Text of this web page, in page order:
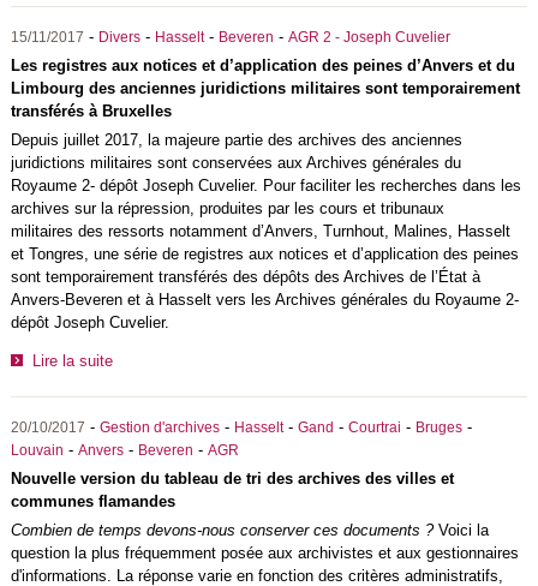
15/11/2017 - Divers- Hasselt- Beveren - AGR 2 - Joseph Cuvelier
Les registres aux notices et d’application des peines d’Anvers et du
Limbourg des anciennes juridictions militaires sont temporairement
transférés à Bruxelles
Depuis juillet 2017, la majeure partie des archives des anciennes
juridictions militaires sont conservées aux Archives générales du
Royaume 2- dépôt Joseph Cuvelier. Pour faciliter les recherches dans les
archives sur la répression, produites par les cours et tribunaux
militaires des ressorts notamment d’Anvers, Turnhout, Malines, Hasselt
et Tongres, une série de registres aux notices et d’application des peines
sont temporairement transférés des dépôts des Archives de l’État à
Anvers-Beveren et à Hasselt vers les Archives générales du Royaume 2-
dépôt Joseph Cuvelier.
Lire la suite
20/10/2017 - Gestion d'archives- Hasselt- Gand - Courtrai - Bruges-
Louvain - Anvers- Beveren - AGR
Nouvelle version du tableau de tri des archives des villes et
communes flamandes
Combien de temps devons-nous conserver ces documents ?Voici la
question la plus fréquemment posée aux archivistes et aux gestionnaires
d'informations. La réponse varie en fonction des critères administratifs,